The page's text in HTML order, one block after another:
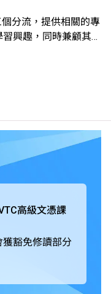
分流，提供相關的專
興趣，同時兼顧其升
）開辦，全屬政府資
強調專業及通用技能
機會獲豁免修讀部分
可，在公務員聘任上
）五科（包括
。同學亦可考慮修讀
需具備等同HKDSE
學在達到個別課程的
高級文憑課
豁免修讀部分